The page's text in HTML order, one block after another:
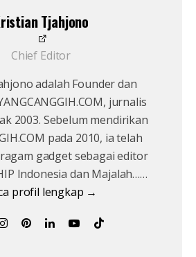
Tjahjono
Chief Editor
adalah Founder dan
jurnalis
2003. Sebelum mendirikan
pada 2010, ia telah
gadget sebagai editor
Indonesia dan Majalah……
profil lengkap →